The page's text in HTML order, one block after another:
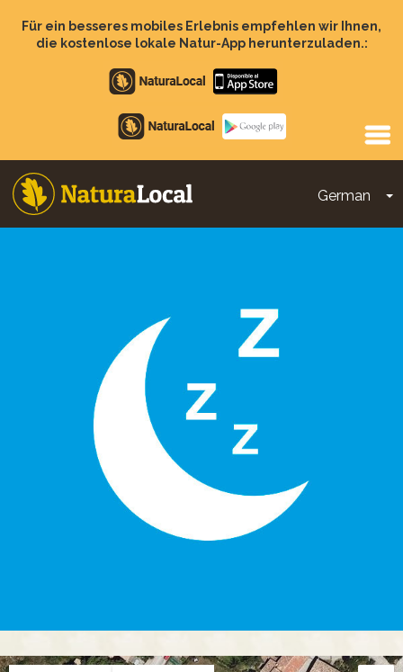
zumFür ein besseres mobiles Erlebnis empfehlen wir Ihnen,
die kostenlose lokale Natur-App herunterzuladen.:
Apple
store
Google
Play
German
Main